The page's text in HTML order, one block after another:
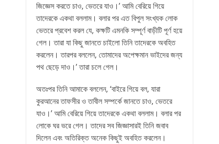
জিজ্ঞেস করতে চাও, ভেতরে যাও।’ আমি বেরিয়ে গিয়ে
তাদেরকে একথা বললাম। বলার পর এত বিপুল সংখ্যক লোক
ভেতরে প্রবেশ করল যে, কক্ষটি এমনকি সম্পূর্ণ বাড়ীটি পূর্ণ হয়ে
গেল। তারা যা কিছু জানতে চাইলো তিনি তাদেরকে অবহিত
করলেন। তারপর বললেন, তোমাদের অপেক্ষমান ভাইদের জন্য
পথ ছেড়ে দাও।’ তারা চলে গেল।
অতঃপর তিনি আমাকে বললেন, ‘বাইরে গিয়ে বল, যারা
কুরআনের তাফসীর ও তাবীল সম্পর্কে জানতে চাও, ভেতরে
যাও।’ আমি বেরিয়ে গিয়ে তাদেরকে একথা বললাম। বলার পর
লোকে ঘর ভরে গেল। তাদের সব জিজ্ঞাসারই তিনি জবাব
দিলেন এবং অতিরিক্ত অনেক কিছুই অবহিত করলেন।